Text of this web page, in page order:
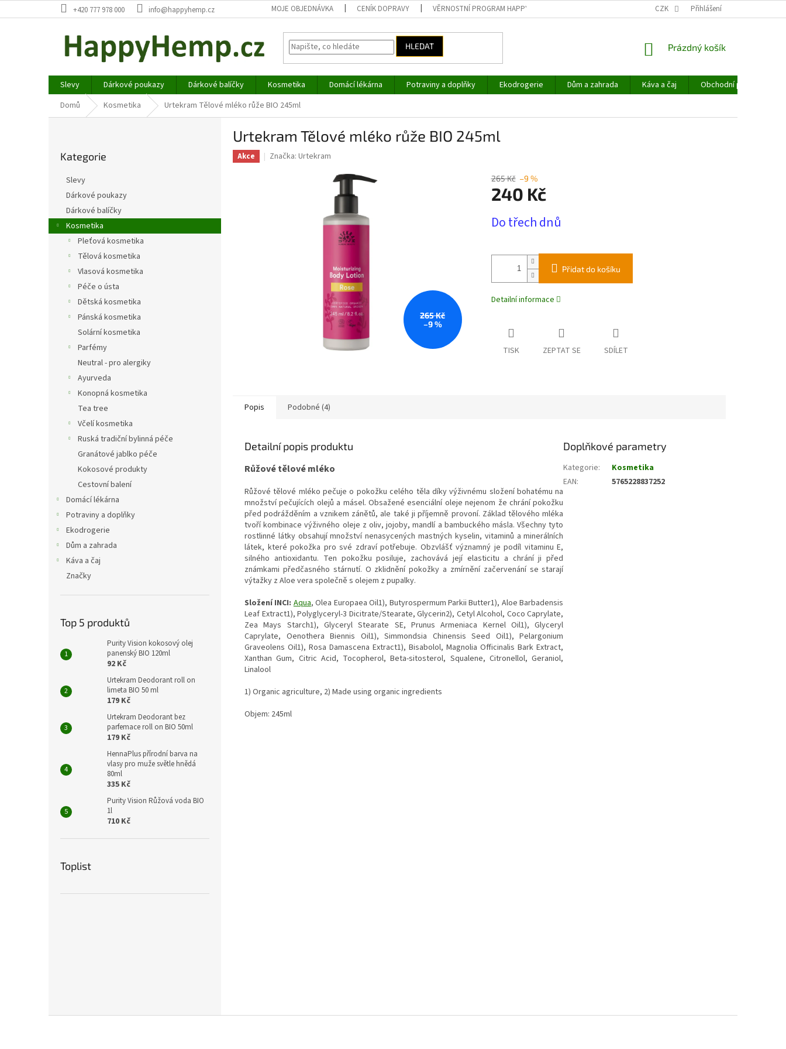
na
+420 777 978 000 info@happyhemp.cz MOJE OBJEDNÁVKA CENÍK DOPRAVY VĚRNOSTNÍ PROGRAM HAPPYHEMP® NAPIŠTE NÁM
CZK Přihlášení
HLEDAT
NÁKUPNÍ
Prázdný košík
Slevy Dárkové poukazy Dárkové balíčky Kosmetika Domácí lékárna Potraviny a doplňky Ekodrogerie Dům a zahrada Káva a čaj
Obchodní podmínky
Domů
Kosmetika Urtekram Tělové mléko růže BIO 245ml
kategorie
Kategorie
Slevy
Dárkové poukazy
Dárkové balíčky
Kosmetika
Pleťová kosmetika
Tělová kosmetika
Vlasová kosmetika
Péče o ústa
Dětská kosmetika
Pánská kosmetika
Solární kosmetika
Parfémy
Neutral - pro alergiky
Ayurveda
Konopná kosmetika
Tea tree
Včelí kosmetika
Ruská tradiční bylinná péče
Granátové jablko péče
Kokosové produkty
Cestovní balení
Domácí lékárna
Potraviny a doplňky
Ekodrogerie
Dům a zahrada
Káva a čaj
Značky
Top 5 produktů
Purity Vision kokosový olej
panenský BIO 120ml
92 Kč
Urtekram Deodorant roll on
limeta BIO 50 ml
179 Kč
Urtekram Deodorant bez
parfemace roll on BIO 50ml
179 Kč
HennaPlus přírodní barva na
vlasy pro muže světle hnědá
80ml
335 Kč
Purity Vision Růžová voda BIO
1l
710 Kč
Toplist
Urtekram Tělové mléko růže BIO 245ml
Akce Značka: Urtekram
265 Kč
–9 %
265 Kč –9 %
240 Kč
cena:
Do třech dnů
Přidat do košíku
Detailní informace
TISK ZEPTAT SE SDÍLET
Popis Podobné (4)
Detailní popis produktu
Růžové tělové mléko
Růžové tělové mléko pečuje o pokožku celého těla díky výživnému složení bohatému na
množství pečujících olejů a másel. Obsažené esenciální oleje nejenom že chrání pokožku
před podrážděním a vznikem zánětů, ale také ji příjemně provoní. Základ tělového mléka
tvoří kombinace výživného oleje z oliv, jojoby, mandlí a bambuckého másla. Všechny tyto
rostlinné látky obsahují množství nenasycených mastných kyselin, vitaminů a minerálních
látek, které pokožka pro své zdraví potřebuje. Obzvlášť významný je podíl vitaminu E,
silného antioxidantu. Ten pokožku posiluje, zachovává její elasticitu a chrání ji před
známkami předčasného stárnutí. O zklidnění pokožky a zmírnění začervenání se starají
výtažky z Aloe vera společně s olejem z pupalky.
Složení INCI: Aqua, Olea Europaea Oil1), Butyrospermum Parkii Butter1), Aloe Barbadensis
Leaf Extract1), Polyglyceryl-3 Dicitrate/Stearate, Glycerin2), Cetyl Alcohol, Coco Caprylate,
Zea Mays Starch1), Glyceryl Stearate SE, Prunus Armeniaca Kernel Oil1), Glyceryl
Caprylate, Oenothera Biennis Oil1), Simmondsia Chinensis Seed Oil1), Pelargonium
Graveolens Oil1), Rosa Damascena Extract1), Bisabolol, Magnolia Officinalis Bark Extract,
Xanthan Gum, Citric Acid, Tocopherol, Beta-sitosterol, Squalene, Citronellol, Geraniol,
Linalool
1) Organic agriculture, 2) Made using organic ingredients
Objem: 245ml
Doplňkové parametry
Kategorie:
Kosmetika
EAN: 5765228837252